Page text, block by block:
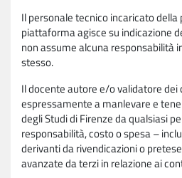
Il personale tecnico incaricato
piattaforma agisce su indicazione
non assume alcuna responsabilità
stesso.
Il docente autore e/o validatore
espressamente a manlevare e
degli Studi di Firenze da qualsiasi
responsabilità, costo o spesa –
derivanti da rivendicazioni o
avanzate da terzi in relazione ai